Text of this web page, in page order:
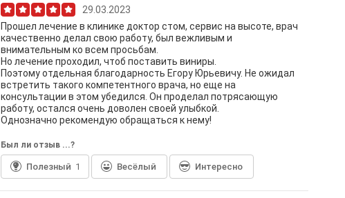
29.03.2023
Прошел лечение в клинике доктор стом, сервис на высоте, врач
качественно делал свою работу, был вежливым и
внимательным ко всем просьбам.
Но лечение проходил, чтоб поставить виниры.
Поэтому отдельная благодарность Егору Юрьевичу. Не ожидал
встретить такого компетентного врача, но еще на
консультации в этом убедился. Он проделал потрясающую
работу, остался очень доволен своей улыбкой.
Однозначно рекомендую обращаться к нему!
Был ли отзыв ...?
Полезный 1 Весёлый Интересно